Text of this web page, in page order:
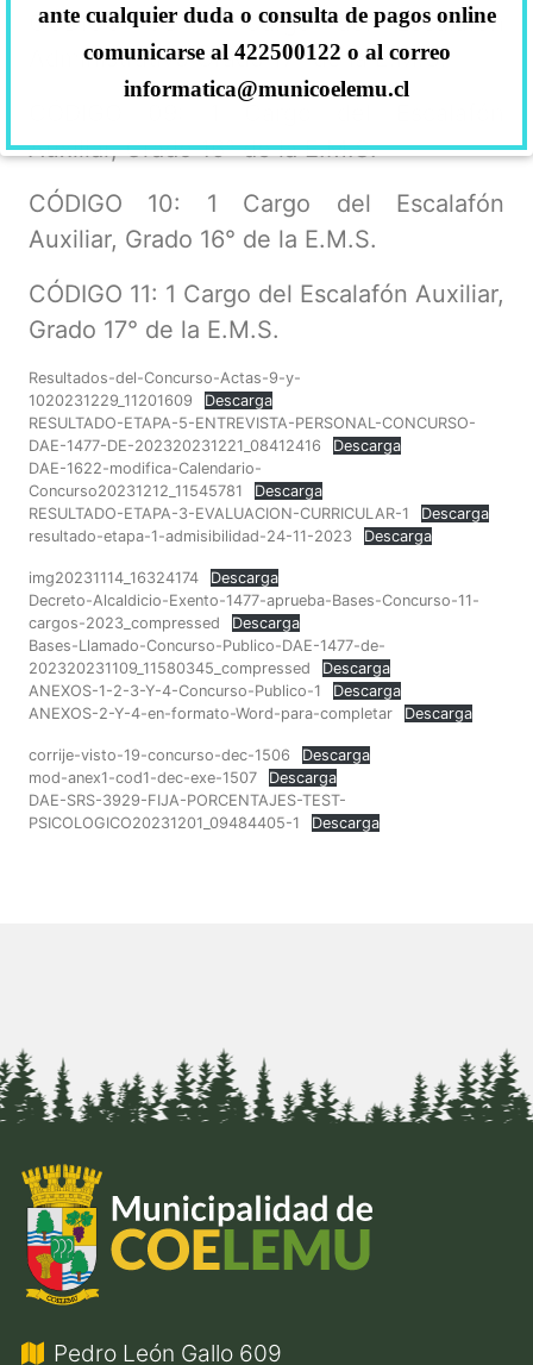
CÓDIGO 08: 1 Cargo del Escalafón
Administrativo Grado 17° de la E.M.S.
Auxiliar, Grado 16° de la E.M.S.
CÓDIGO 10: 1 Cargo del Escalafón
Auxiliar, Grado 16° de la E.M.S.
CÓDIGO 11: 1 Cargo del Escalafón Auxiliar,
Grado 17° de la E.M.S.
Resultados-del-Concurso-Actas-9-y-
1020231229_11201609
Descarga
RESULTADO-ETAPA-5-ENTREVISTA-PERSONAL-CONCURSO-
DAE-1477-DE-202320231221_08412416
Descarga
DAE-1622-modifica-Calendario-
Concurso20231212_11545781
Descarga
RESULTADO-ETAPA-3-EVALUACION-CURRICULAR-1
Descarga
resultado-etapa-1-admisibilidad-24-11-2023
Descarga
img20231114_16324174
Descarga
Decreto-Alcaldicio-Exento-1477-aprueba-Bases-Concurso-11-
cargos-2023_compressed
Descarga
Bases-Llamado-Concurso-Publico-DAE-1477-de-
202320231109_11580345_compressed
Descarga
ANEXOS-1-2-3-Y-4-Concurso-Publico-1
Descarga
ANEXOS-2-Y-4-en-formato-Word-para-completar
Descarga
corrije-visto-19-concurso-dec-1506
Descarga
mod-anex1-cod1-dec-exe-1507
Descarga
DAE-SRS-3929-FIJA-PORCENTAJES-TEST-
PSICOLOGICO20231201_09484405-1
Descarga
Pedro León Gallo 609
ante cualquier duda o consulta de pagos online
comunicarse al 422500122 o al correo
informatica@municoelemu.cl